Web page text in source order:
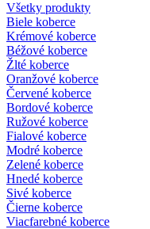
Všetky produkty
Biele koberce
Krémové koberce
Béžové koberce
Žlté koberce
Oranžové koberce
Červené koberce
Bordové koberce
Ružové koberce
Fialové koberce
Modré koberce
Zelené koberce
Hnedé koberce
Sivé koberce
Čierne koberce
Viacfarebné koberce